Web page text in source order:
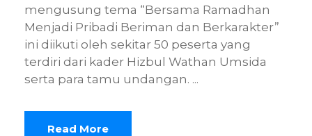
mengusung tema “Bersama Ramadhan
Menjadi Pribadi Beriman dan Berkarakter”
ini diikuti oleh sekitar 50 peserta yang
terdiri dari kader Hizbul Wathan Umsida
serta para tamu undangan. ...
Read More